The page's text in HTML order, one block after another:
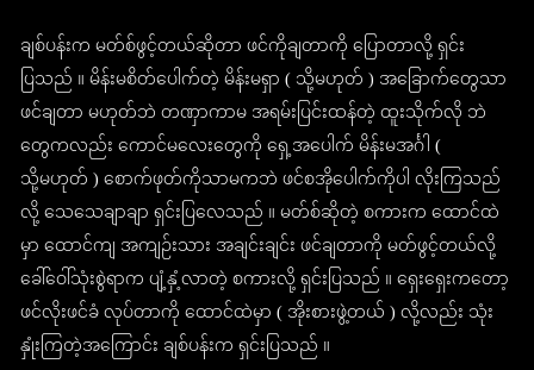
ချစ်ပန်းက မတ်စ်ဖွင့်တယ်ဆိုတာ ဖင်ကိုချတာကို ပြောတာလို့ ရှင်း
ပြသည် ။ မိန်းမစိတ်ပေါက်တဲ့ မိန်းမရှာ ( သို့မဟုတ် ) အခြောက်တွေသာ
ဖင်ချတာ မဟုတ်ဘဲ တဏှာကာမ အရမ်းပြင်းထန်တဲ့ ထူးသိုက်လို ဘဲ
တွေကလည်း ကောင်မလေးတွေကို ရှေ့အပေါက် မိန်းမအင်္ဂါ (
သို့မဟုတ် ) စောက်ဖုတ်ကိုသာမကဘဲ ဖင်စအိုပေါက်ကိုပါ လိုးကြသည်
လို့ သေသေချာချာ ရှင်းပြလေသည် ။ မတ်စ်ဆိုတဲ့ စကားက ထောင်ထဲ
မှာ ထောင်ကျ အကျဉ်းသား အချင်းချင်း ဖင်ချတာကို မတ်ဖွင့်တယ်လို့
ခေါ်ဝေါ်သုံးစွဲရာက ပျံ့နှံ့လာတဲ့ စကားလို့ ရှင်းပြသည် ။ ရှေးရှေးကတော့
ဖင်လိုးဖင်ခံ လုပ်တာကို ထောင်ထဲမှာ ( အိုးစားဖွဲ့တယ် ) လို့လည်း သုံး
နှုံးကြတဲ့အကြောင်း ချစ်ပန်းက ရှင်းပြသည် ။